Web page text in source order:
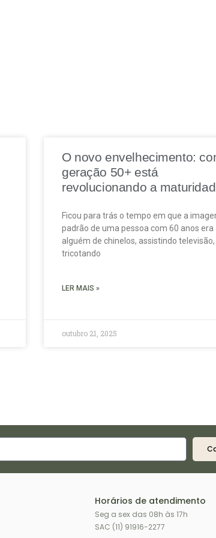
O novo envelhecimento:
geração 50+ está
revolucionando a
Ficou para trás o tempo em que a
padrão de uma pessoa com 60 anos era
alguém de chinelos, assistindo televisão,
tricotando
LER MAIS »
outubro 21, 2025
Horários de atendimento
Seg a sex das 08h às 17h
SAC (11) 91916-2277